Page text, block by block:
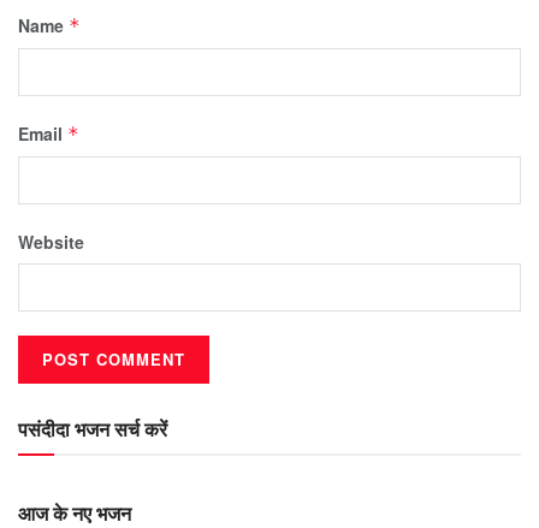
Name *
Email *
Website
पसंदीदा भजन सर्च करें
आज के नए भजन